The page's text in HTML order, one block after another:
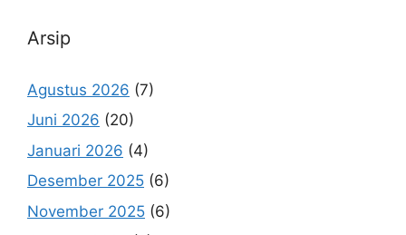
Arsip
Agustus 2026 (7)
Juni 2026 (20)
Januari 2026 (4)
Desember 2025 (6)
November 2025 (6)